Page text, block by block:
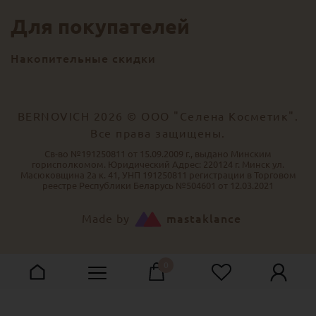
Для покупателей
Накопительные скидки
BERNOVICH 2026 © ООО "Селена Косметик".
Все права защищены.
Св-во №191250811 от 15.09.2009 г., выдано Минским
горисполкомом. Юридический Адрес: 220124 г. Минск ул.
Масюковщина 2а к. 41, УНП 191250811 регистрации в Торговом
реестре Республики Беларусь №504601 от 12.03.2021
Made by mastaklance